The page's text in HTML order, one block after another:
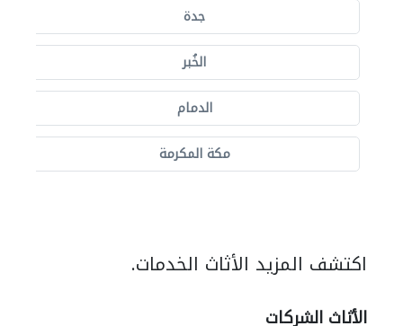
جدة
الخُبر
الدمام
مكة المكرمة
اكتشف المزيد الأثاث الخدمات.
الأثاث الشركات